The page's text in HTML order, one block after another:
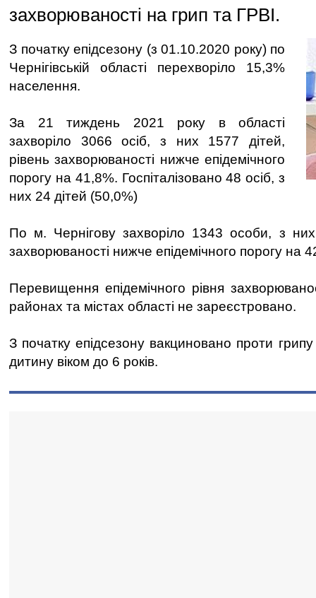
захворюваності на грип та ГРВІ.
З початку епідсезону (з 01.10.2020 року) по
Чернігівській області перехворіло 15,3%
населення.
За 21 тиждень 2021 року в області
захворіло 3066 осіб, з них 1577 дітей,
рівень захворюваності нижче епідемічного
порогу на 41,8%. Госпіталізовано 48 осіб, з
них 24 дітей (50,0%)
По м. Чернігову захворіло 1343 особи, з
захворюваності нижче епідемічного порогу на
Перевищення епідемічного рівня
районах та містах області не зареєстровано.
З початку епідсезону вакциновано проти
дитину віком до 6 років.